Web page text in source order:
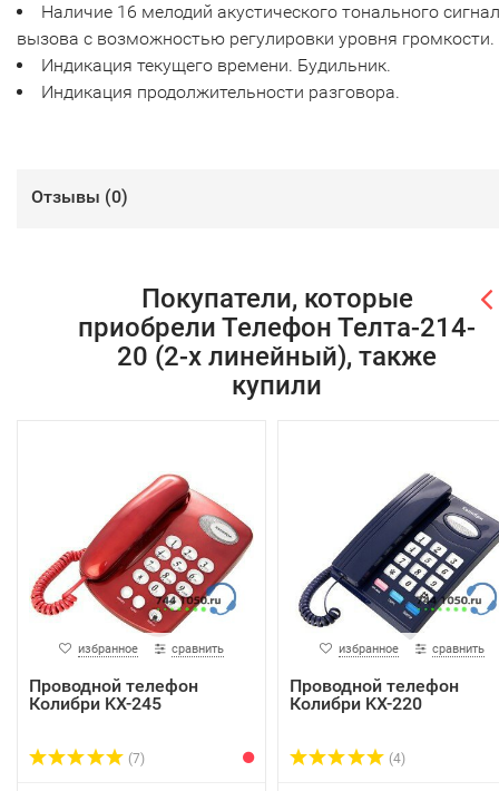
Наличие 16 мелодий акустического тонального
вызова с возможностью регулировки уровня громкости.
Индикация текущего времени. Будильник.
Индикация продолжительности разговора.
Отзывы (0)
Покупатели, которые
приобрели Телефон Телта-214-
20 (2-х линейный), также
купили
избранное сравнить
Проводной телефон
Колибри KX-245
(7)
избранное сравнить
Проводной телефон
Колибри KX-220
(4)